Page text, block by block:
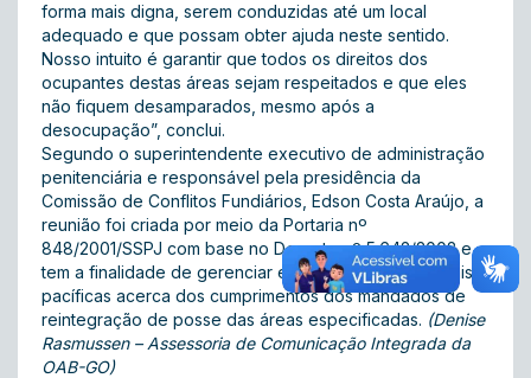
forma mais digna, serem conduzidas até um local
adequado e que possam obter ajuda neste sentido.
Nosso intuito é garantir que todos os direitos dos
ocupantes destas áreas sejam respeitados e que eles
não fiquem desamparados, mesmo após a
desocupação”, conclui.
Segundo o superintendente executivo de administração
penitenciária e responsável pela presidência da
Comissão de Conflitos Fundiários, Edson Costa Araújo, a
reunião foi criada por meio da Portaria nº
848/2001/SSPJ com base no Decreto nº 5.642/2002 e
tem a finalidade de gerenciar e buscar soluções legais e
pacíficas acerca dos cumprimentos dos mandados de
reintegração de posse das áreas especificadas. (Denise
Rasmussen – Assessoria de Comunicação Integrada da
OAB-GO)